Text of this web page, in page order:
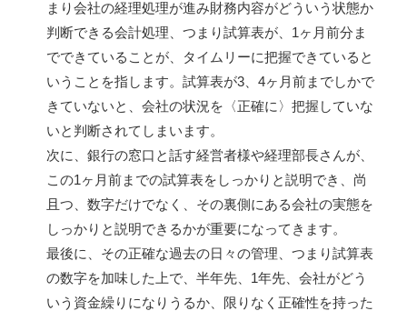
まり会社の経理処理が進み財務内容がどういう状態か
判断できる会計処理、つまり試算表が、1ヶ月前分ま
でできていることが、タイムリーに把握できていると
いうことを指します。試算表が3、4ヶ月前までしかで
きていないと、会社の状況を〈正確に〉把握していな
いと判断されてしまいます。
次に、銀行の窓口と話す経営者様や経理部長さんが、
この1ヶ月前までの試算表をしっかりと説明でき、尚
且つ、数字だけでなく、その裏側にある会社の実態を
しっかりと説明できるかが重要になってきます。
最後に、その正確な過去の日々の管理、つまり試算表
の数字を加味した上で、半年先、1年先、会社がどう
いう資金繰りになりうるか、限りなく正確性を持った